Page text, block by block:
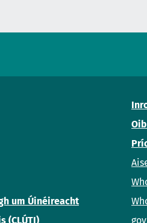
um Úinéireacht
(CLÚTI)